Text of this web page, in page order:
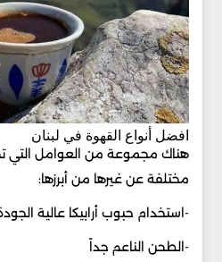
افضل أنواع القهوة في لبنان
هناك مجموعة من العوامل التي
مختلفة عن غيرها من أبرزها:
-استخدام حبوب أرابيكا عالية
-الطحن الناعم جداً